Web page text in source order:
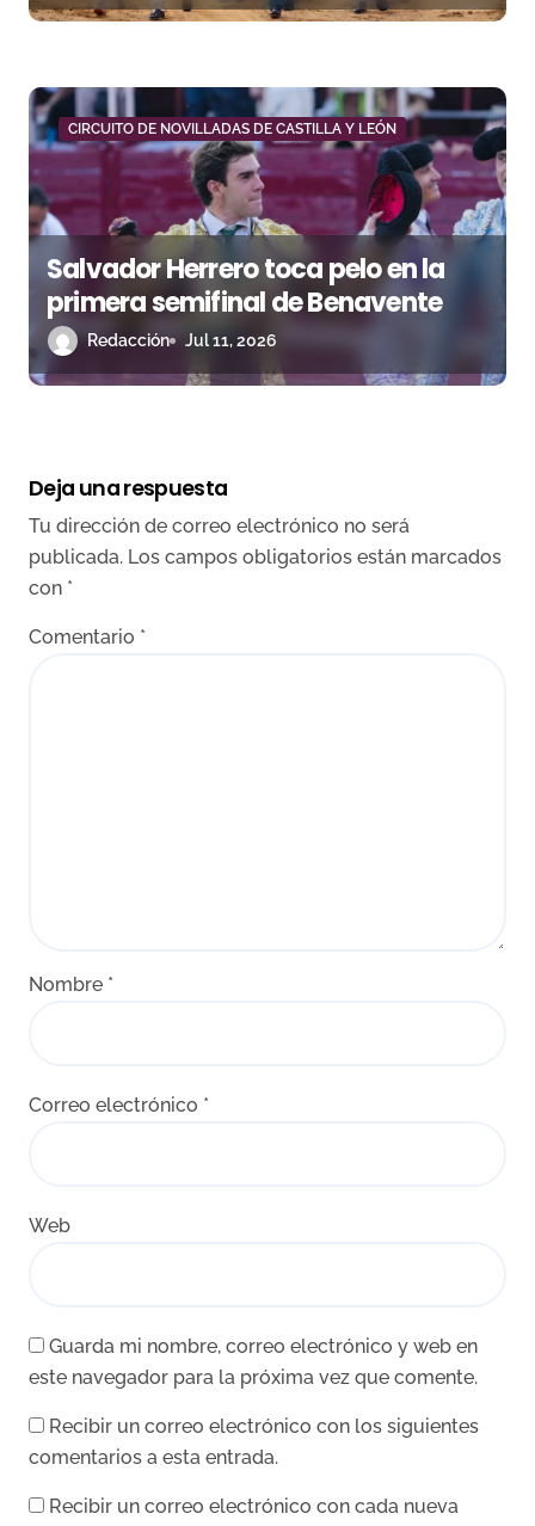
CIRCUITO DE NOVILLADAS DE CASTILLA Y LEÓN
Salvador Herrero toca pelo en la
primera semifinal de Benavente
Redacción Jul 11, 2026
Deja una respuesta
Tu dirección de correo electrónico no será
publicada. Los campos obligatorios están marcados
con *
Comentario *
Nombre *
Correo electrónico *
Web
Guarda mi nombre, correo electrónico y web en
este navegador para la próxima vez que comente.
Recibir un correo electrónico con los siguientes
comentarios a esta entrada.
Recibir un correo electrónico con cada nueva